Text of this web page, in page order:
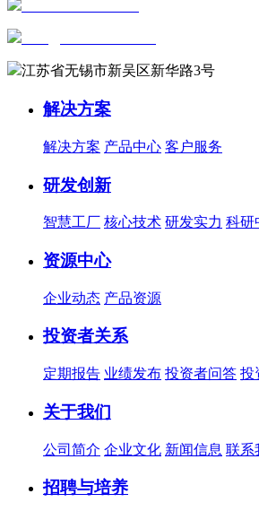
江苏省无锡市新吴区新华路3号
解决方案
解决方案 产品中心 客户服务
研发创新
智慧工厂 核心技术 研发实力 科研
资源中心
企业动态 产品资源
投资者关系
定期报告 业绩发布 投资者问答 投
关于我们
公司简介 企业文化 新闻信息 联系
招聘与培养